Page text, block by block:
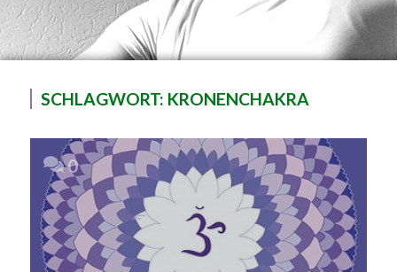
SCHLAGWORT: KRONENCHAKRA
0